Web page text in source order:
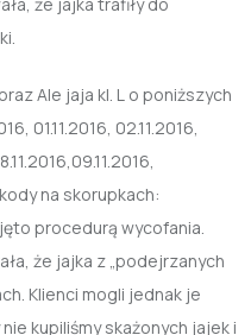
Ale jaja kl. L o poniższych
01.11.2016, 02.11.2016,
kody na skorupkach:
procedurą wycofania.
że jajka z „podejrzanych
Klienci mogli jednak je
kupiliśmy skażonych jajek i